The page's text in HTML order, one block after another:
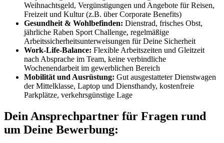
Weihnachtsgeld, Vergünstigungen und Angebote für Reisen,
Freizeit und Kultur (z.B. über Corporate Benefits)
Gesundheit & Wohlbefinden: Dienstrad, frisches Obst,
jährliche Raben Sport Challenge, regelmäßige
Arbeitssicherheitsunterweisungen für Deine Sicherheit
Work-Life-Balance: Flexible Arbeitszeiten und Gleitzeit
nach Absprache im Team, keine verbindliche
Wochenendarbeit im gewerblichen Bereich
Mobilität und Ausrüstung: Gut ausgestatteter Dienstwagen
der Mittelklasse, Laptop und Diensthandy, kostenfreie
Parkplätze, verkehrsgünstige Lage
Dein Ansprechpartner für Fragen rund
um Deine Bewerbung: